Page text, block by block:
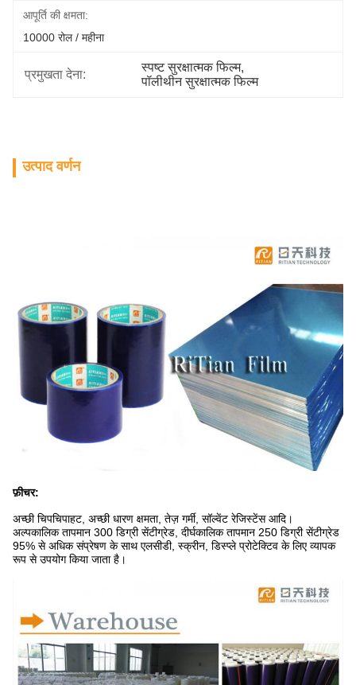
आपूर्ति की क्षमता:
10000 रोल / महीना
प्रमुखता देना:
स्पष्ट सुरक्षात्मक फिल्म,
पॉलीथीन सुरक्षात्मक फिल्म
उत्पाद वर्णन
फ़ीचर:
अच्छी चिपचिपाहट, अच्छी धारण क्षमता, तेज़ गर्मी, सॉल्वेंट रेजिस्टेंस आदि।
अल्पकालिक तापमान 300 डिग्री सेंटीग्रेड, दीर्घकालिक तापमान 250 डिग्री सेंटीग्रेड
95% से अधिक संप्रेषण के साथ एलसीडी, स्क्रीन, डिस्प्ले प्रोटेक्टिव के लिए व्यापक
रूप से उपयोग किया जाता है।